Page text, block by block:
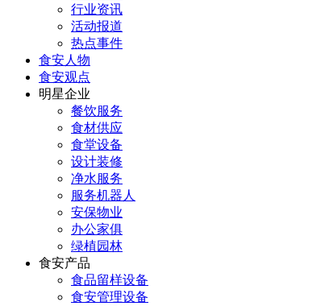
行业资讯
活动报道
热点事件
食安人物
食安观点
明星企业
餐饮服务
食材供应
食堂设备
设计装修
净水服务
服务机器人
安保物业
办公家俱
绿植园林
食安产品
食品留样设备
食安管理设备